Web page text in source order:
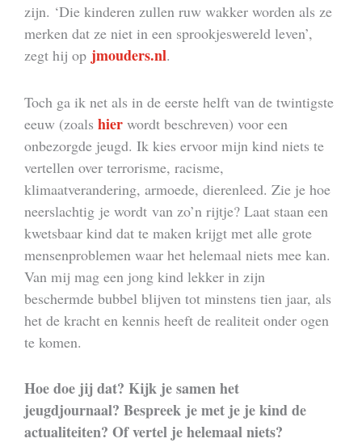
zijn. ‘Die kinderen zullen ruw wakker worden als ze
merken dat ze niet in een sprookjeswereld leven’,
zegt hij op jmouders.nl.
Toch ga ik net als in de eerste helft van de twintigste
eeuw (zoals hier wordt beschreven) voor een
onbezorgde jeugd. Ik kies ervoor mijn kind niets te
vertellen over terrorisme, racisme,
klimaatverandering, armoede, dierenleed. Zie je hoe
neerslachtig je wordt van zo’n rijtje? Laat staan een
kwetsbaar kind dat te maken krijgt met alle grote
mensenproblemen waar het helemaal niets mee kan.
Van mij mag een jong kind lekker in zijn
beschermde bubbel blijven tot minstens tien jaar, als
het de kracht en kennis heeft de realiteit onder ogen
te komen.
Hoe doe jij dat? Kijk je samen het
jeugdjournaal? Bespreek je met je je kind de
actualiteiten? Of vertel je helemaal niets?